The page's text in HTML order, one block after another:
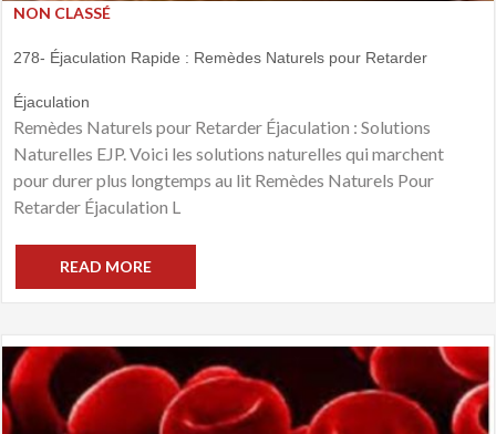
NON CLASSÉ
278- Éjaculation Rapide : Remèdes Naturels pour Retarder
Éjaculation
Remèdes Naturels pour Retarder Éjaculation : Solutions
Naturelles EJP. Voici les solutions naturelles qui marchent
pour durer plus longtemps au lit Remèdes Naturels Pour
Retarder Éjaculation L
READ MORE